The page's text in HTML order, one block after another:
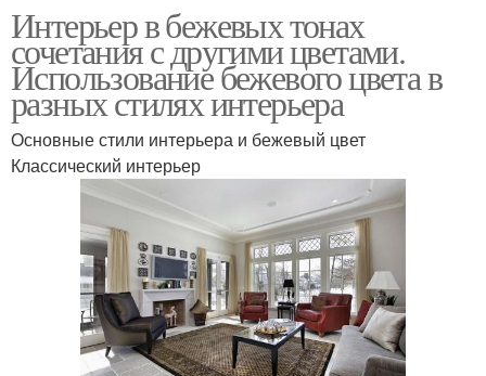
Интерьер в бежевых тонах
сочетания с другими цветами.
Использование бежевого цвета в
разных стилях интерьера
Основные стили интерьера и бежевый цвет
Классический интерьер